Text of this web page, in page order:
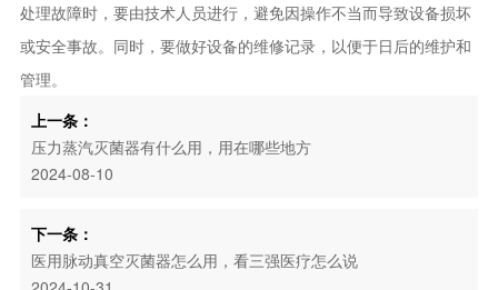
处理故障时，要由技术人员进行，避免因操作不当而导致设备损坏
或安全事故。同时，要做好设备的维修记录，以便于日后的维护和
管理。
上一条：
压力蒸汽灭菌器有什么用，用在哪些地方
2024-08-10
下一条：
医用脉动真空灭菌器怎么用，看三强医疗怎么说